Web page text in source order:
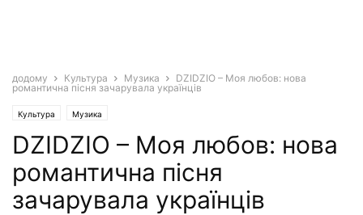
додому Культура Музика
DZIDZIO – Моя любов: нова
романтична пісня зачарувала українців
Культура Музика
DZIDZIO – Моя любов: нова
романтична пісня
зачарувала українців